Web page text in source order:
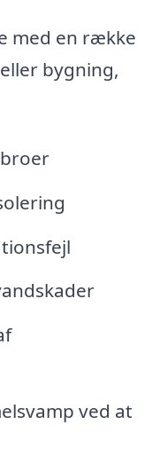
med en række
bygning,
ved at